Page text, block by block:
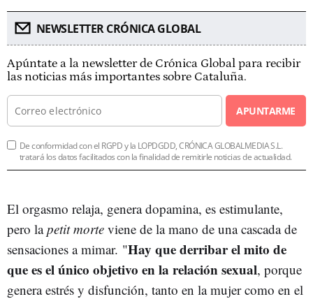
NEWSLETTER CRÓNICA GLOBAL
Apúntate a la newsletter de Crónica Global para recibir
las noticias más importantes sobre Cataluña.
APUNTARME
De conformidad con el RGPD y la LOPDGDD, CRÓNICA GLOBALMEDIA S.L.
tratará los datos facilitados con la finalidad de remitirle noticias de actualidad.
El orgasmo relaja, genera dopamina, es estimulante,
pero lapetit morte viene de la mano de una cascada de
sensaciones a mimar. "Hay que derribar el mito de
que es el único objetivo en la relación sexual, porque
genera estrés y disfunción, tanto en la mujer como en el